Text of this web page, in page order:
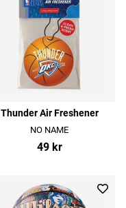
Thunder Air Freshener
NO NAME
49 kr